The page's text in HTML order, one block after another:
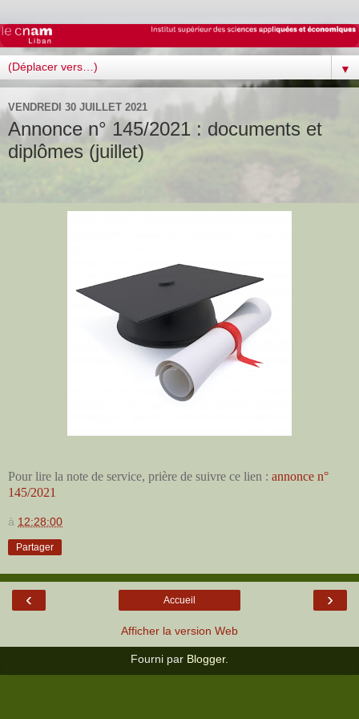
▼
VENDREDI 30 JUILLET 2021
Annonce n° 145/2021 : documents et
diplômes (juillet)
Pour lire la note de service, prière de suivre ce lien : annonce n°
145/2021
à 12:28:00
Partager
‹ ›
Accueil
Afficher la version Web
Fourni par Blogger.